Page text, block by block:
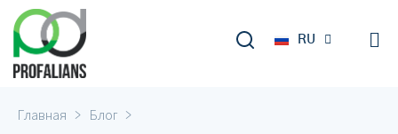
RU
DE
Главная > Блог >